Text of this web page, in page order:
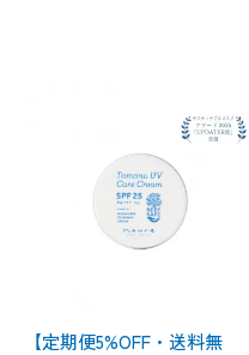
【定期便5%OFF・送料無